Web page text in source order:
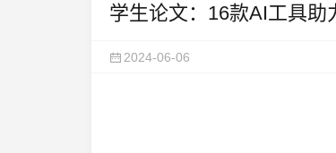
学生论文：16款AI工具助
2024-06-06